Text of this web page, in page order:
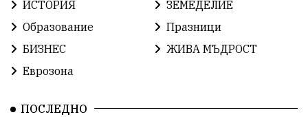
ЦветомирПетков Правосъдие СелинКларънс
ИСТОРИЯ
ЗЕМЕДЕЛИЕ
Образование
Празници
БИЗНЕС
ЖИВА МЪДРОСТ
Еврозона
ПОСЛЕДНО